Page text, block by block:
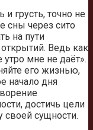
грусть, точно не
сны через сито
на пути
Ведь как
утро мне не даёт».
его жизнью,
начало дня
достичь цели
своей сущности.